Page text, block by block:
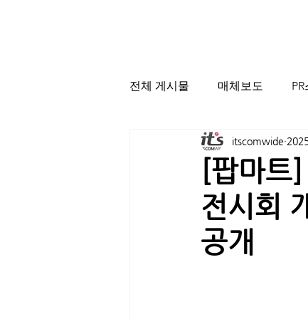
전체 게시물 매체보도
[팝마트
전시회
공개
itscomwide